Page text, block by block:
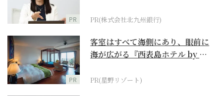
PR PR(株式会社北九州銀行)
PR
客室はすべて海側にあり、眼前に
海が広がる『西表島ホテル by 星
PR(星野リゾート)